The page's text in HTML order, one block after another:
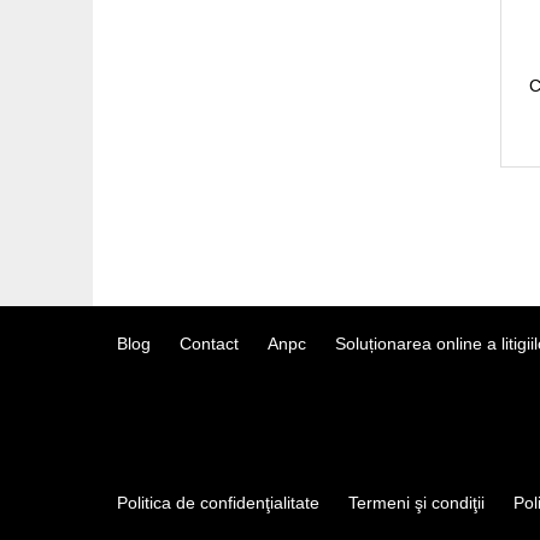
Blog Contact Anpc Soluționarea online a
Politica de confidenţialitate Termeni şi condiţii